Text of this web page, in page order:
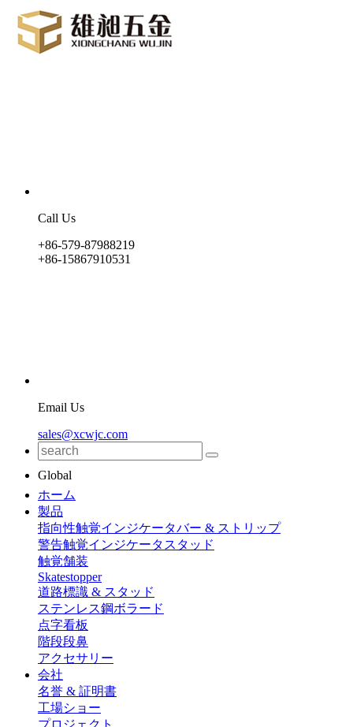
Call Us
+86-579-87988219
+86-15867910531
Email Us
sales@xcwjc.com
Global
ホーム
製品
指向性触覚インジケータバー & ストリップ
警告触覚インジケータスタッド
触覚舗装
Skatestopper
道路標識 & スタッド
ステンレス鋼ボラード
点字看板
階段段鼻
アクセサリー
会社
名誉 & 証明書
工場ショー
プロジェクト